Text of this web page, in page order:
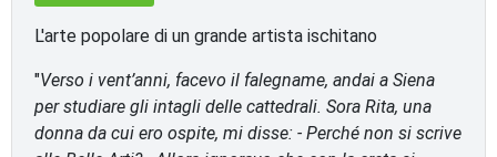
L'arte popolare di un grande artista ischitano
"Verso i vent’anni, facevo il falegname, andai a Siena
per studiare gli intagli delle cattedrali. Sora Rita, una
donna da cui ero ospite, mi disse: - Perché non si scrive